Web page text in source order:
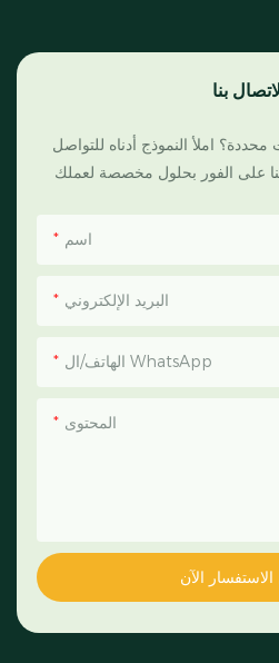
بنا
املأ النموذج أدناه للتواصل
اسم
البريد الإلكتروني
الهاتف/ال WhatsApp
المحتوى
الآن